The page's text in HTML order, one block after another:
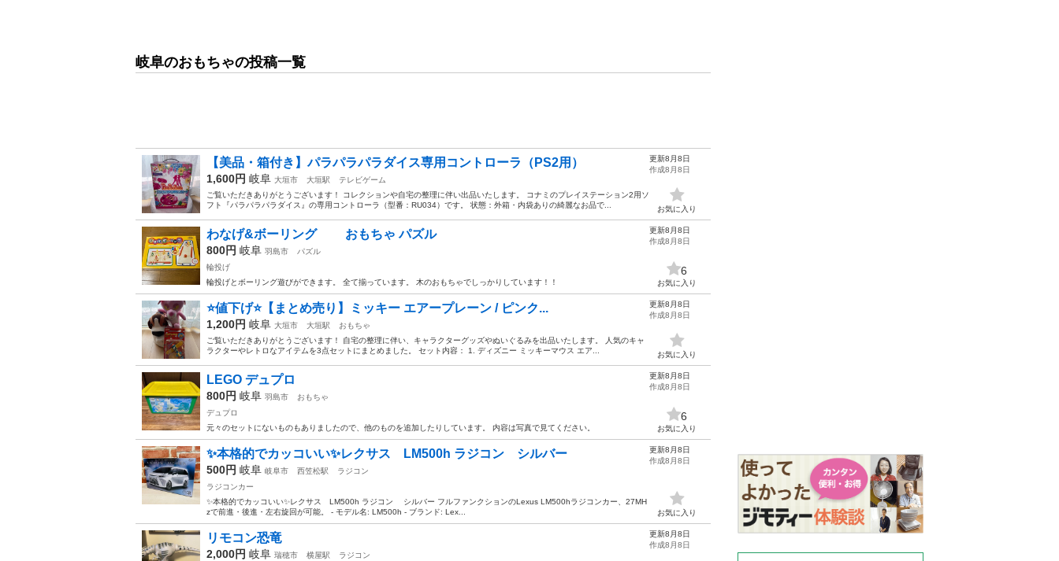
岐阜のおもちゃの投稿一覧
【美品・箱付き】パラパラパラダイス専用コントローラ（PS2用）
1,600円 岐阜 大垣市 大垣駅
テレビゲーム
ご覧いただきありがとうございます！ コレクションや自宅の整理に伴い出品いたします。 コナミのプレイステーション2用ソ
フト『パラパラパラダイス』の専用コントローラ（型番：RU034）です。 状態：外箱・内袋ありの綺麗なお品で...
更新8月8日
作成8月8日
お気に入り
わなげ&ボーリング おもちゃ パズル
800円 岐阜 羽島市
パズル
輪投げ
輪投げとボーリング遊びができます。 全て揃っています。 木のおもちゃでしっかりしています！！
更新8月8日
作成8月8日
6
お気に入り
⭐️値下げ⭐️【まとめ売り】ミッキー エアープレーン / ピンク...
1,200円 岐阜 大垣市 大垣駅
おもちゃ
ご覧いただきありがとうございます！ 自宅の整理に伴い、キャラクターグッズやぬいぐるみを出品いたします。 人気のキャ
ラクターやレトロなアイテムを3点セットにまとめました。 セット内容： 1. ディズニー ミッキーマウス エア...
更新8月8日
作成8月8日
お気に入り
LEGO デュプロ
800円 岐阜 羽島市
おもちゃ
デュプロ
元々のセットにないものもありましたので、他のものを追加したりしています。 内容は写真で見てください。
更新8月8日
作成8月8日
6
お気に入り
✨本格的でカッコいい✨レクサス LM500h ラジコン シルバー
500円 岐阜 岐阜市 西笠松駅
ラジコン
ラジコンカー
✨本格的でカッコいい✨レクサス LM500h ラジコン シルバー フルファンクションのLexus LM500hラジコンカー、27MH
zで前進・後進・左右旋回が可能。 - モデル名: LM500h - ブランド: Lex...
更新8月8日
作成8月8日
お気に入り
リモコン恐竜
2,000円 岐阜 瑞穂市 横屋駅
ラジコン
更新8月8日
作成8月8日